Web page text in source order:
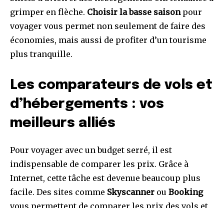
grimper en flèche. Choisir la basse saisonpour
voyager vous permet non seulement de faire des
économies, mais aussi de profiter d’un tourisme
plus tranquille.
Les comparateurs de vols et
d’hébergements : vos
meilleurs alliés
Pour voyager avec un budget serré, il est
indispensable de comparer les prix. Grâce à
Internet, cette tâche est devenue beaucoup plus
facile. Des sites comme Skyscanner ou Booking